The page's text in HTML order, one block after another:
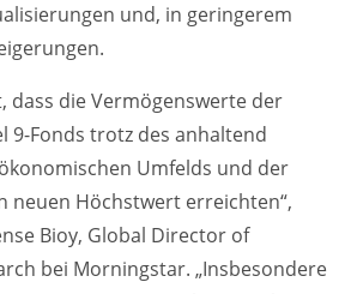
und, in geringerem
dass die Vermögenswerte der
9-Fonds trotz des anhaltend
Umfelds und der
neuen Höchstwert erreichten“,
Bioy, Global Director of
bei Morningstar. „Insbesondere